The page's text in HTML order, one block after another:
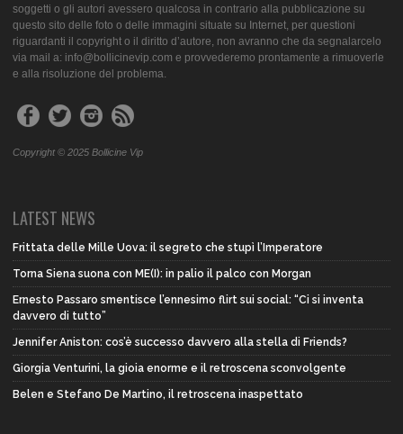
soggetti o gli autori avessero qualcosa in contrario alla pubblicazione su
questo sito delle foto o delle immagini situate su Internet, per questioni
riguardanti il copyright o il diritto d’autore, non avranno che da segnalarcelo
via mail a: info@bollicinevip.com e provvederemo prontamente a rimuoverle
e alla risoluzione del problema.
Copyright © 2025 Bollicine Vip
LATEST NEWS
Frittata delle Mille Uova: il segreto che stupì l’Imperatore
Torna Siena suona con ME(I): in palio il palco con Morgan
Ernesto Passaro smentisce l’ennesimo flirt sui social: “Ci si inventa
davvero di tutto”
Jennifer Aniston: cos’è successo davvero alla stella di Friends?
Giorgia Venturini, la gioia enorme e il retroscena sconvolgente
Belen e Stefano De Martino, il retroscena inaspettato